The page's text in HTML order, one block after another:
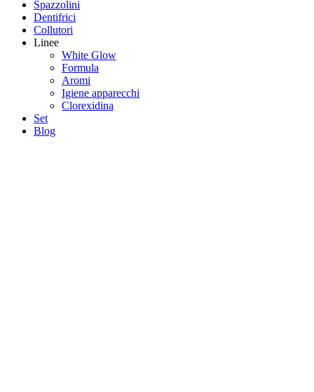
Spazzolini
Dentifrici
Collutori
Linee
White Glow
Formula
Aromi
Igiene apparecchi
Clorexidina
Set
Blog